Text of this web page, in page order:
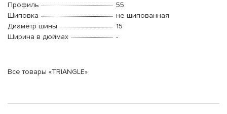
Профиль
55
Шиповка
не шипованная
Диаметр шины
15
Ширина в дюймах
-
Все товары «TRIANGLE»